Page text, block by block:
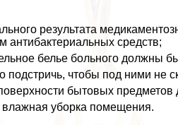
результата
антибактериальных средств;
белье больного должны
подстричь, чтобы под ними не
бытовых
уборка помещения.